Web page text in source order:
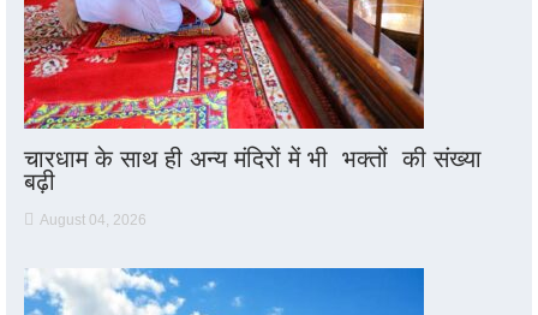
चारधाम के साथ ही अन्य मंदिरों में भी भक्तों की संख्या
बढ़ी
August 04, 2026